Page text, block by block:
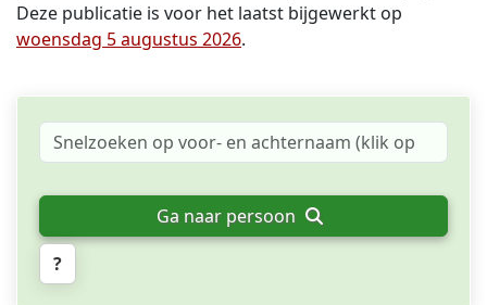
Deze publicatie is voor het laatst bijgewerkt op
woensdag 5 augustus 2026.
Ga naar persoon
?